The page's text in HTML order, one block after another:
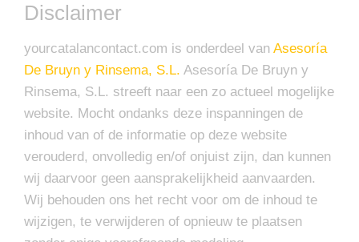
Disclaimer
yourcatalancontact.com is onderdeel van Asesoría
De Bruyn y Rinsema, S.L. Asesoría De Bruyn y
Rinsema, S.L. streeft naar een zo actueel mogelijke
website. Mocht ondanks deze inspanningen de
inhoud van of de informatie op deze website
verouderd, onvolledig en/of onjuist zijn, dan kunnen
wij daarvoor geen aansprakelijkheid aanvaarden.
Wij behouden ons het recht voor om de inhoud te
wijzigen, te verwijderen of opnieuw te plaatsen